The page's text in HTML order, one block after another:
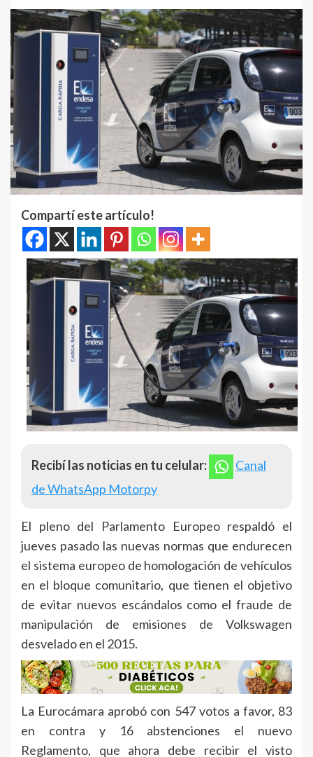
Compartí este artículo!
Recibí las noticias en tu celular:
Canal
de WhatsApp Motorpy
El pleno del Parlamento Europeo respaldó el
jueves pasado las nuevas normas que endurecen
el sistema europeo de homologación de vehículos
en el bloque comunitario, que tienen el objetivo
de evitar nuevos escándalos como el fraude de
manipulación de emisiones de Volkswagen
desvelado en el 2015.
La Eurocámara aprobó con 547 votos a favor, 83
en contra y 16 abstenciones el nuevo
Reglamento, que ahora debe recibir el visto